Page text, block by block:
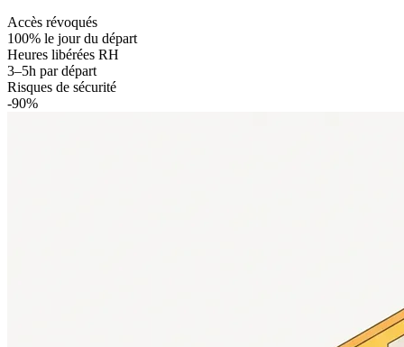
Accès révoqués
100% le jour du départ
Heures libérées RH
3–5h par départ
Risques de sécurité
-90%